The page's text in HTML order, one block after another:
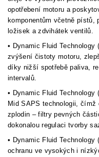
opotřebení motoru a
komponentům včetně
ložisek a zdvihátek ventilů.
• Dynamic Fluid
zvýšení čistoty motoru,
díky nižší spotřebě paliva,
intervalů.
• Dynamic Fluid
Mid SAPS technologii,
zplodin – filtry pevných
dokonalou regulaci tvorby
• Dynamic Fluid
ochranu ve vysokých i